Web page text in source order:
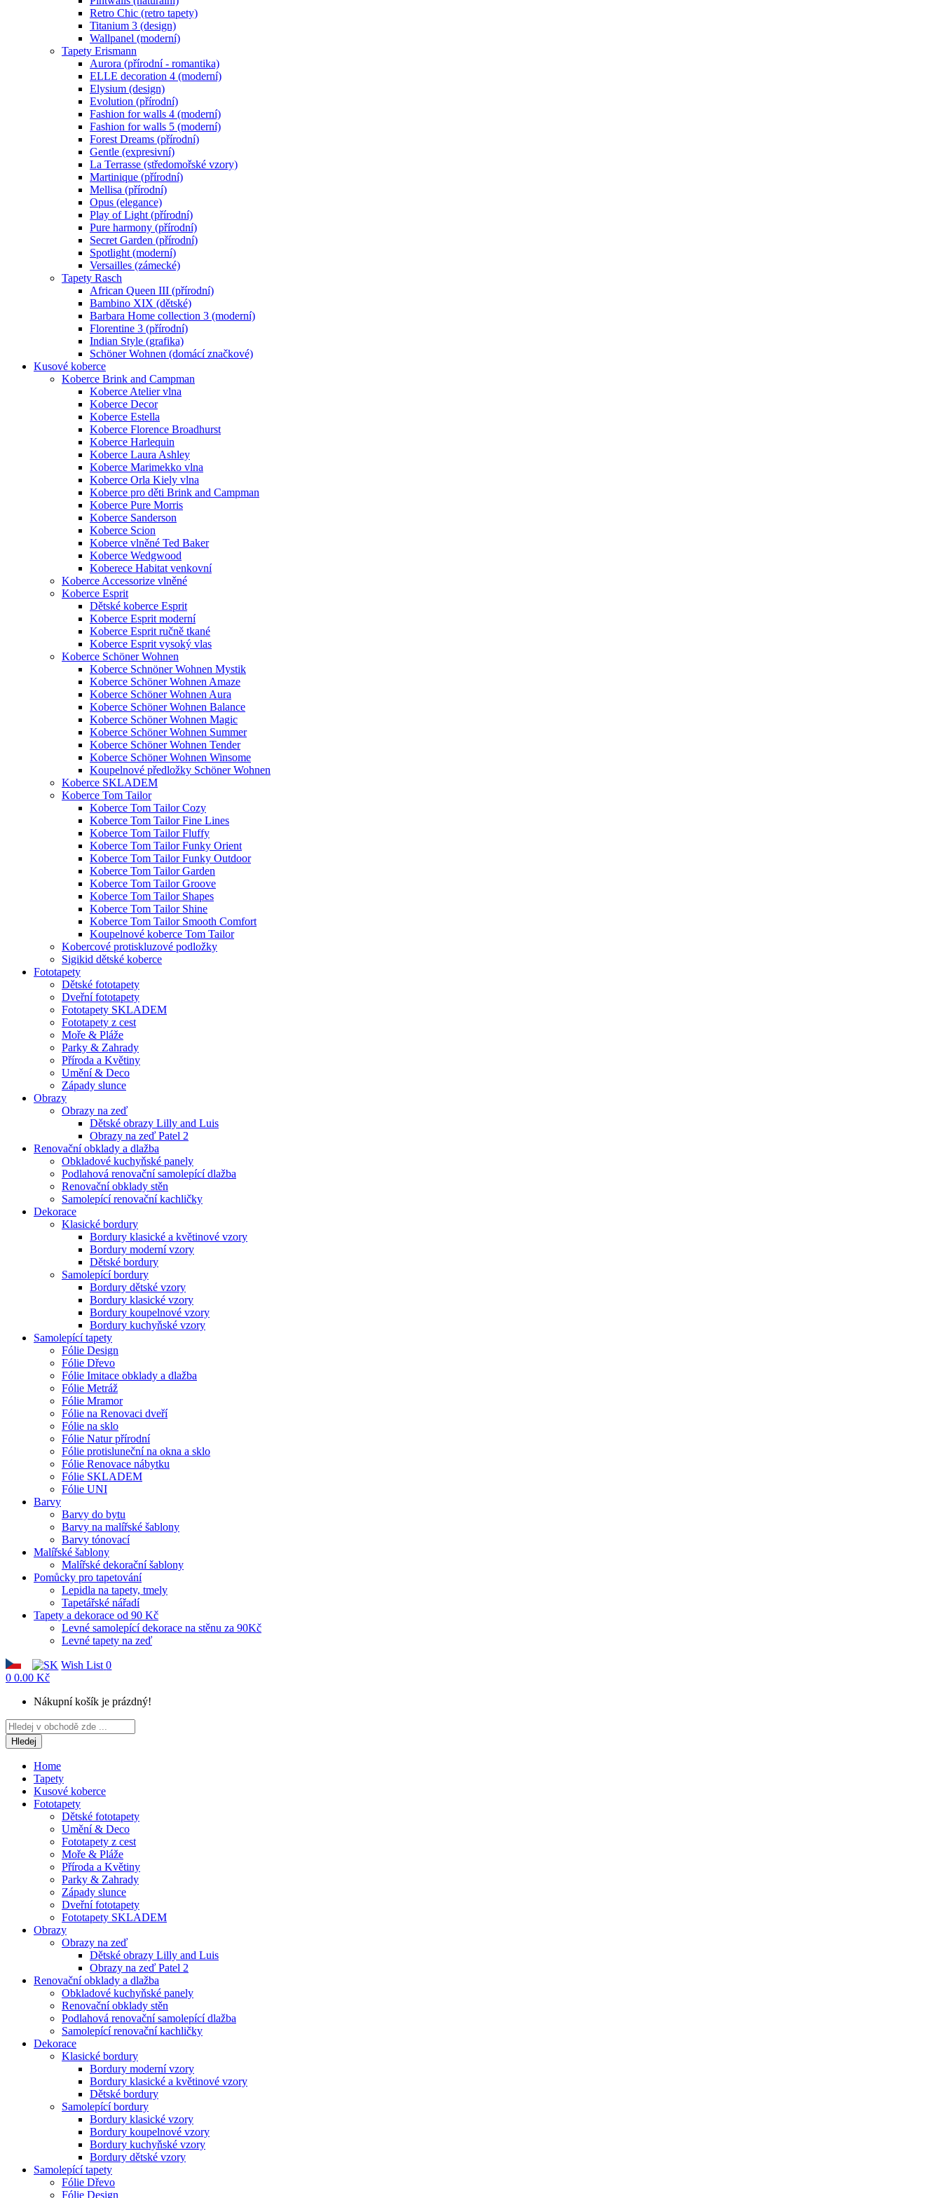
Retro Chic (retro tapety)
Titanium 3 (design)
Wallpanel (moderní)
Tapety Erismann
Aurora (přírodní - romantika)
ELLE decoration 4 (moderní)
Elysium (design)
Evolution (přírodní)
Fashion for walls 4 (moderní)
Fashion for walls 5 (moderní)
Forest Dreams (přírodní)
Gentle (expresivní)
La Terrasse (středomořské vzory)
Martinique (přírodní)
Mellisa (přírodní)
Opus (elegance)
Play of Light (přírodní)
Pure harmony (přírodní)
Secret Garden (přírodní)
Spotlight (moderní)
Versailles (zámecké)
Tapety Rasch
African Queen III (přírodní)
Bambino XIX (dětské)
Barbara Home collection 3 (moderní)
Florentine 3 (přírodní)
Indian Style (grafika)
Schöner Wohnen (domácí značkové)
Kusové koberce
Koberce Brink and Campman
Koberce Atelier vlna
Koberce Decor
Koberce Estella
Koberce Florence Broadhurst
Koberce Harlequin
Koberce Laura Ashley
Koberce Marimekko vlna
Koberce Orla Kiely vlna
Koberce pro děti Brink and Campman
Koberce Pure Morris
Koberce Sanderson
Koberce Scion
Koberce vlněné Ted Baker
Koberce Wedgwood
Koberece Habitat venkovní
Koberce Accessorize vlněné
Koberce Esprit
Dětské koberce Esprit
Koberce Esprit moderní
Koberce Esprit ručně tkané
Koberce Esprit vysoký vlas
Koberce Schöner Wohnen
Koberce Schnöner Wohnen Mystik
Koberce Schöner Wohnen Amaze
Koberce Schöner Wohnen Aura
Koberce Schöner Wohnen Balance
Koberce Schöner Wohnen Magic
Koberce Schöner Wohnen Summer
Koberce Schöner Wohnen Tender
Koberce Schöner Wohnen Winsome
Koupelnové předložky Schöner Wohnen
Koberce SKLADEM
Koberce Tom Tailor
Koberce Tom Tailor Cozy
Koberce Tom Tailor Fine Lines
Koberce Tom Tailor Fluffy
Koberce Tom Tailor Funky Orient
Koberce Tom Tailor Funky Outdoor
Koberce Tom Tailor Garden
Koberce Tom Tailor Groove
Koberce Tom Tailor Shapes
Koberce Tom Tailor Shine
Koberce Tom Tailor Smooth Comfort
Koupelnové koberce Tom Tailor
Kobercové protiskluzové podložky
Sigikid dětské koberce
Fototapety
Dětské fototapety
Dveřní fototapety
Fototapety SKLADEM
Fototapety z cest
Moře & Pláže
Parky & Zahrady
Příroda a Květiny
Umění & Deco
Západy slunce
Obrazy
Obrazy na zeď
Dětské obrazy Lilly and Luis
Obrazy na zeď Patel 2
Renovační obklady a dlažba
Obkladové kuchyňské panely
Podlahová renovační samolepící dlažba
Renovační obklady stěn
Samolepící renovační kachličky
Dekorace
Klasické bordury
Bordury klasické a květinové vzory
Bordury moderní vzory
Dětské bordury
Samolepící bordury
Bordury dětské vzory
Bordury klasické vzory
Bordury koupelnové vzory
Bordury kuchyňské vzory
Samolepící tapety
Fólie Design
Fólie Dřevo
Fólie Imitace obklady a dlažba
Fólie Metráž
Fólie Mramor
Fólie na Renovaci dveří
Fólie na sklo
Fólie Natur přírodní
Fólie protisluneční na okna a sklo
Fólie Renovace nábytku
Fólie SKLADEM
Fólie UNI
Barvy
Barvy do bytu
Barvy na malířské šablony
Barvy tónovací
Malířské šablony
Malířské dekorační šablony
Pomůcky pro tapetování
Lepidla na tapety, tmely
Tapetářské nářadí
Tapety a dekorace od 90 Kč
Levné samolepící dekorace na stěnu za 90Kč
Levné tapety na zeď
Wish List 0
0 0.00 Kč
Nákupní košík je prázdný!
Hledej
Home
Tapety
Kusové koberce
Fototapety
Dětské fototapety
Umění & Deco
Fototapety z cest
Moře & Pláže
Příroda a Květiny
Parky & Zahrady
Západy slunce
Dveřní fototapety
Fototapety SKLADEM
Obrazy
Obrazy na zeď
Dětské obrazy Lilly and Luis
Obrazy na zeď Patel 2
Renovační obklady a dlažba
Obkladové kuchyňské panely
Renovační obklady stěn
Podlahová renovační samolepící dlažba
Samolepící renovační kachličky
Dekorace
Klasické bordury
Bordury moderní vzory
Bordury klasické a květinové vzory
Dětské bordury
Samolepící bordury
Bordury klasické vzory
Bordury koupelnové vzory
Bordury kuchyňské vzory
Bordury dětské vzory
Samolepící tapety
Fólie Dřevo
Fólie Design